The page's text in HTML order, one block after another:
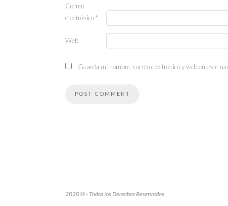
Correo
electrónico *
Web
Guarda mi nombre, correo electrónico y web en este
2020 ® - Todos los Derechos Reservados